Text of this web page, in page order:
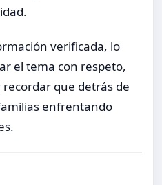
verificada, lo
el tema con respeto,
que detrás de
enfrentando